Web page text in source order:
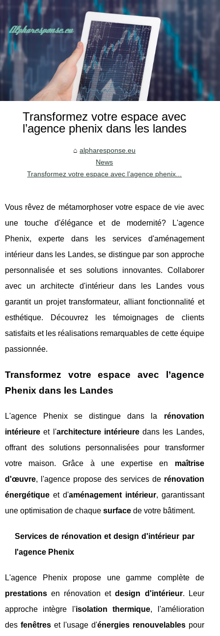
Transformez votre espace avec
l’agence phenix dans les landes
alpharesponse.eu
News
Transformez votre espace avec l’agence phenix...
Vous rêvez de métamorphoser votre espace de vie avec
une touche d'élégance et de modernité? L'agence
Phenix, experte dans les services d'aménagement
intérieur dans les Landes, se distingue par son approche
personnalisée et ses solutions innovantes. Collaborer
avec un architecte d'intérieur dans les Landes vous
garantit un projet transformateur, alliant fonctionnalité et
esthétique. Découvrez les témoignages de clients
satisfaits et les réalisations remarquables de cette équipe
passionnée.
Transformez votre espace avec l’agence
Phenix dans les Landes
L'agence Phenix se distingue dans la rénovation
intérieure et l'architecture intérieuredans les Landes,
offrant des solutions personnalisées pour transformer
votre maison. Grâce à une expertiseen maîtrise
d'œuvre, l'agence propose des services de rénovation
énergétique et d'aménagement intérieur, garantissant
une optimisation de chaque surface de votre bâtiment.
Services de rénovation et design d'intérieur par
l'agence Phenix
L'agence Phenix propose une gamme complète de
prestations en rénovation etdesign d'intérieur. Leur
approche intègre l'isolation thermique, l'amélioration
des fenêtreset l'usage d'énergies renouvelablespour